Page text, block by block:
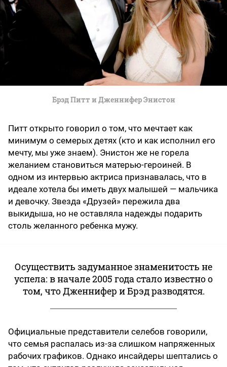
Брэд Питт и Дженнифер Энистон
Питт открыто говорил о том, что мечтает как
минимум о семерых детях (кто и как исполнил его
мечту, мы уже знаем). Энистон же не горела
желанием становиться матерью-героиней. В
одном из интервью актриса признавалась, что в
идеале хотела бы иметь двух малышей — мальчика
и девочку. Звезда «Друзей» пережила два
выкидыша, но не оставляла надежды подарить
столь желанного ребенка мужу.
Осуществить задуманное знаменитость не
успела: в начале 2005 года стало известно о
том, что Дженнифер и Брэд разводятся.
Официальные представители селебов говорили,
что семья распалась из-за слишком напряженных
рабочих графиков. Однако инсайдеры шептались о